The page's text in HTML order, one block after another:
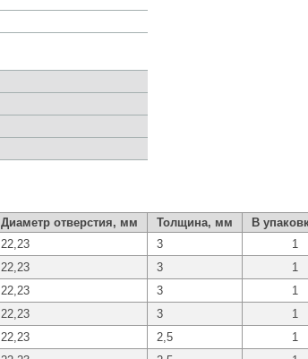
Диаметр отверстия, мм Толщина, мм В
22,23 3 1
22,23 3 1
22,23 3 1
22,23 3 1
22,23 2,5 1